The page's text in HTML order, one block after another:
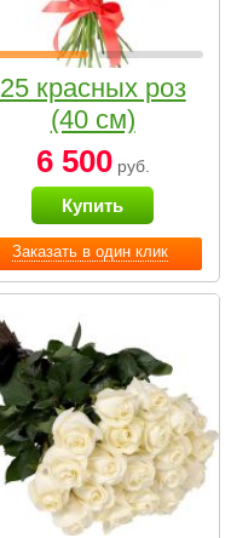
Заказать в один клик
25 красных роз
(40 см)
6 500руб.
Купить